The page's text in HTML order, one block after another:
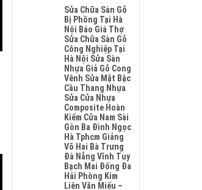
Glotex
Charm
Wood
Hobiwood
Kosmos
Fukione
Wilson
Mikado
4mm
6mm
Bao
Nhiêu
1m2
Tại
Hà
Nội
Phú
Thọ
Thanh
6mm
Giả
Gỗ
Hèm
Khóa
Luôn
Có
Chất
Lượng
Tốt
Và
An
Toàn
Cho
Sức
Khỏe
Có
Bình
Luận
Ở
Giá
Sàn
Nhựa
Hobiwood
4mm
6mm
Đế
Cao
Su
Hà
Nội
Phú
Thọ
Đà
Nẵng
Sửa Chữa Sàn Gỗ
Bị Phồng Tại Hà
Nội Báo Giá Thợ
Sửa Chữa Sàn Gỗ
Công Nghiệp Tại
Hà Nội Sửa Sàn
Nhựa Giả Gỗ Cong
Vênh Sửa Mặt Bậc
Cầu Thang Nhựa
Sửa Cửa Nhựa
Composite Hoàn
Kiếm Cửa Nam Sài
Gòn Ba Đình Ngọc
Hà Tphcm Giảng
Võ Hai Bà Trưng
Đà Nẵng Vĩnh Tuy
Bạch Mai Đống Đa
Hải Phòng Kim
Liên Văn Miếu –